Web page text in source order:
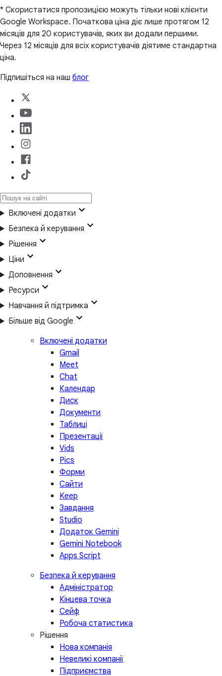
* Скористатися пропозицією можуть тільки нові клієнти
Google Workspace. Початкова ціна діє лише протягом 12
місяців для 20 користувачів, яких ви додали першими.
Через 12 місяців для всіх користувачів діятиме стандартна
ціна.
Підпишіться на наш блог
Включені додатки
Безпека й керування
Рішення
Ціни
Доповнення
Ресурси
Навчання й підтримка
Більше від Google
Включені додатки
Gmail
Meet
Chat
Календар
Диск
Документи
Таблиці
Презентації
Vids
Pics
Форми
Сайти
Keep
Завдання
Studio
Додаток Gemini
Gemini Notebook
Apps Script
Безпека й керування
Адміністратор
Кінцева точка
Сейф
Робоча статистика
Рішення
Нова компанія
Невеликі компанії
Підприємства